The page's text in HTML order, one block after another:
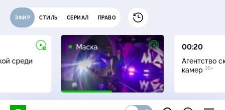
ЭФИР СТИЛЬ СЕРИАЛ ПРАВО
среди
Маска
12+
00:20
Агентство
камер 16+